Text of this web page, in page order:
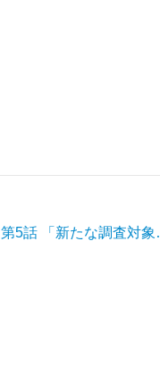
第5話 「新たな調査対